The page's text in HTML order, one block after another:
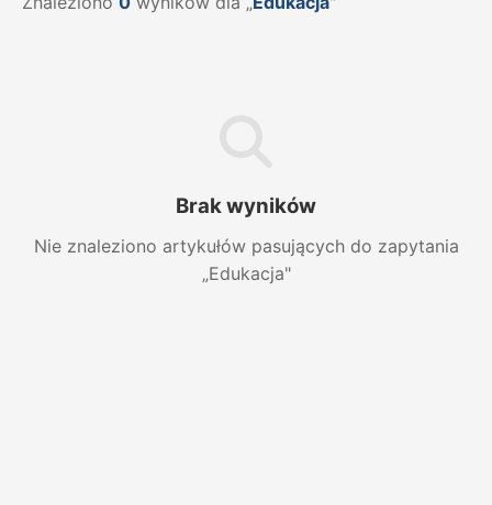
Brak wyników
Nie znaleziono artykułów pasujących do zapytania
„Edukacja"